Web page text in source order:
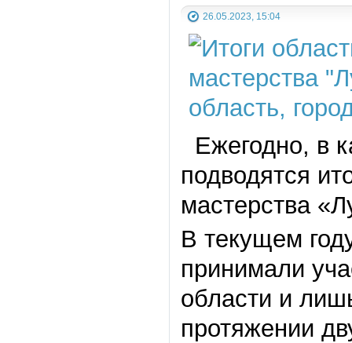
26.05.2023, 15:04
Ежегодно, в
подводятся
мастерства
В текущем
принимали
области и
протяжении